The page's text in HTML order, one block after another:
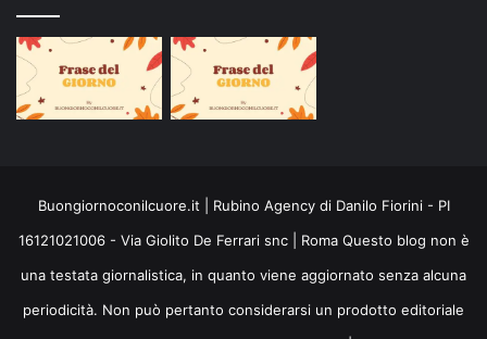
Buongiornoconilcuore.it | Rubino Agency di Danilo Fiorini - PI
16121021006 - Via Giolito De Ferrari snc | Roma Questo blog non è
una testata giornalistica, in quanto viene aggiornato senza alcuna
periodicità. Non può pertanto considerarsi un prodotto editoriale